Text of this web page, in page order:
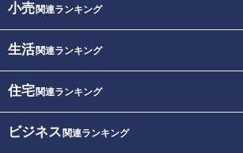
小売関連ランキング
生活関連ランキング
住宅関連ランキング
ビジネス 関連ランキング